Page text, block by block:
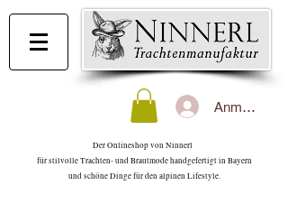
Anmelden
Der Onlineshop von Ninnerl
für stilvolle Trachten- und Brautmode handgefertigt in Bayern
und schöne Dinge für den alpinen Lifestyle.